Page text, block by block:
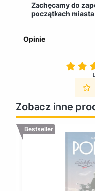
Zachęcamy do
początkach
Opinie
Zobacz inne
Bestseller